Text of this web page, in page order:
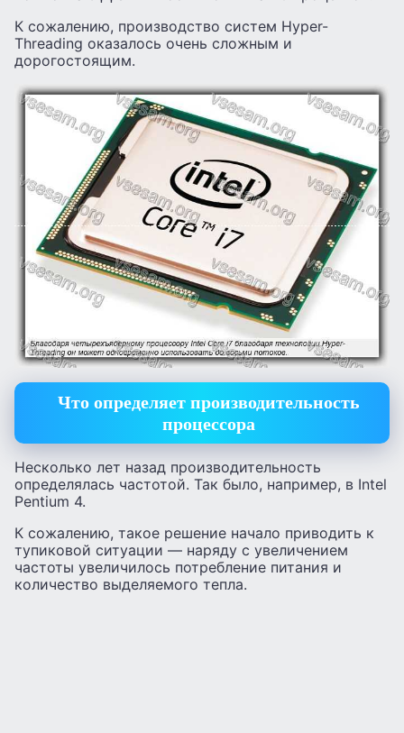
К сожалению, производство систем Hyper-
Threading оказалось очень сложным и
дорогостоящим.
Что определяет производительность
процессора
Несколько лет назад производительность
определялась частотой. Так было, например, в Intel
Pentium 4.
К сожалению, такое решение начало приводить к
тупиковой ситуации — наряду с увеличением
частоты увеличилось потребление питания и
количество выделяемого тепла.